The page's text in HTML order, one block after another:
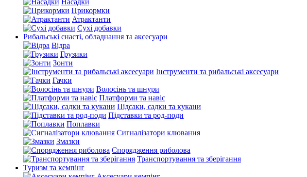
Насадки
Прикормки
Атрактанти
Сухі добавки
Рибальські снасті, обладнання та аксесуари
Відра
Грузики
Зонти
Інструменти та рибальські аксесуари
Гачки
Волосінь та шнури
Платформи та навіс
Підсаки, садки та кукани
Підставки та род-поди
Поплавки
Сигналізатори клювання
Змазки
Спорядження риболова
Транспортування та зберігання
Туризм та кемпінг